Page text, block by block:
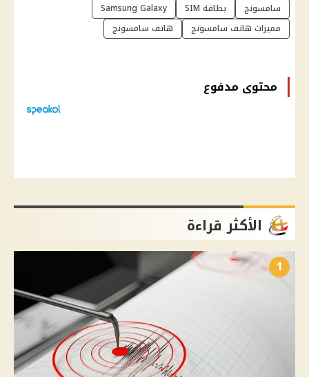
سامسونج بطاقة SIM
Samsung Galaxy
مميزات هاتف سامسونج
هاتف سامسونج
محتوى مدفوع
الأكثر قراءة
1